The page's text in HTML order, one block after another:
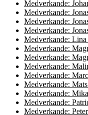
Medverkande:
Medverkande:
Medverkande:
Medverkande:
Medverkande: Lina
Medverkande:
Medverkande:
Medverkande:
Medverkande:
Medverkande:
Medverkande:
Medverkande:
Medverkande: